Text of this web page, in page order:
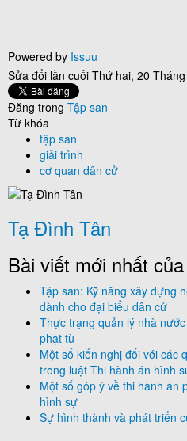
Powered by Issuu
Sửa đổi lần cuối Thứ hai, 20
Đăng trong Tập san
Từ khóa
tập san
giải trình
cơ quan dân cử
Tạ Đình Tân
Bài viết mới nhất
Tập san: Kỹ năng xây dựng
dành cho đại biểu dân cử
Thực trạng quản lý nhà
phạt tù
Một số kiến nghị đối với các
trong luật Thi hành án hình
Một số góp ý về thi hành án
hình sự
Sự hình thành và phát triển